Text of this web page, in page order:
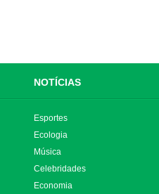
NOTÍCIAS
Esportes
Ecologia
Música
Celebridades
Economia